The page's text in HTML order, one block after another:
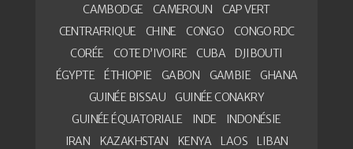
CAMBODGE
CAMEROUN
CAP VERT
CENTRAFRIQUE
CHINE CONGO
CONGO RDC
CORÉE
COTE D’IVOIRE CUBA
DJIBOUTI
ÉGYPTE
ÉTHIOPIE GABON GAMBIE
GHANA
GUINÉE BISSAU
GUINÉE CONAKRY
GUINÉE ÉQUATORIALE
INDE
INDONÉSIE
IRAN
KAZAKHSTAN KENYA LAOS
LIBAN